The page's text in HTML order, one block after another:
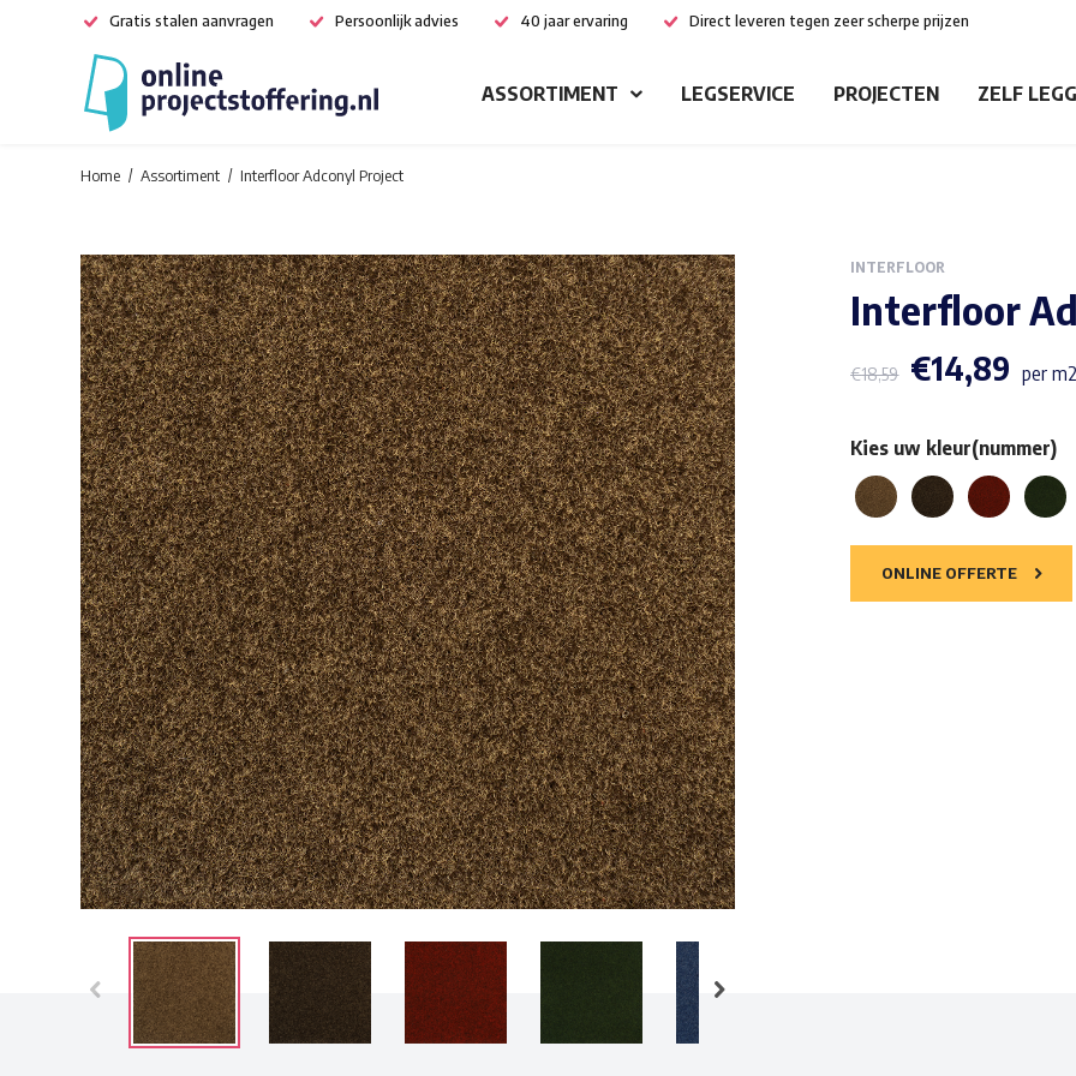
Gratis stalen aanvragen Persoonlijk advies 40 jaar ervaring Direct leveren tegen zeer scherpe prijzen
ASSORTIMENT LEGSERVICE PROJECTEN ZELF
Home Assortiment Interfloor Adconyl Project
INTERFLOOR
Interfloor
€18,59 €14,89 per
Kies uw kleur(nummer)
ONLINE OFFERTE